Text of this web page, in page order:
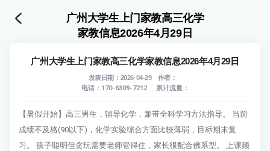
广州大学生上门家教高三化学
家教信息2026年4月29日
广州大学生上门家教高三化学家教信息2026年4月29日
发表日期：2026-04-29 作者：
电话：170-6309-7212累计流量：
【暑假开始】高三男生，辅导化学，兼带全科学习方法指导。 当前
成绩不及格(90以下)，化学实验综合方面比较薄弱，目标期末复
习。 孩子聪明但贪玩需要老师管得住，家长很配合佛系型。 上课频